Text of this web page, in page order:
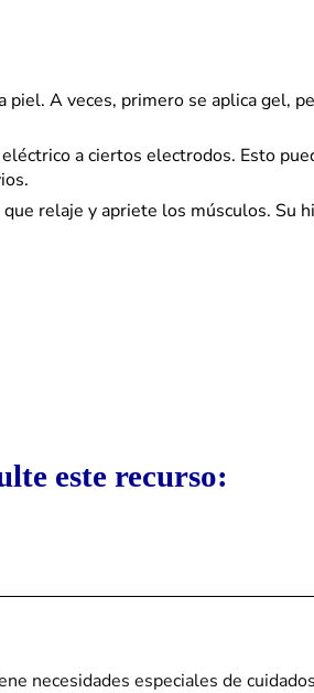
A veces, primero se aplica gel,
a ciertos electrodos. Esto
relaje y apriete los músculos. Su
este recurso:
necesidades especiales de